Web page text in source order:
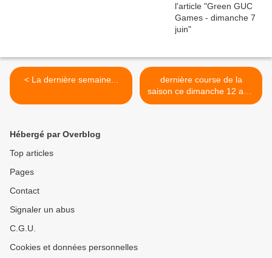
< La dernière semaine...
dernière course de la
saison ce dimanche 12 avril
>
Hébergé par Overblog
Top articles
Pages
Contact
Signaler un abus
C.G.U.
Cookies et données personnelles